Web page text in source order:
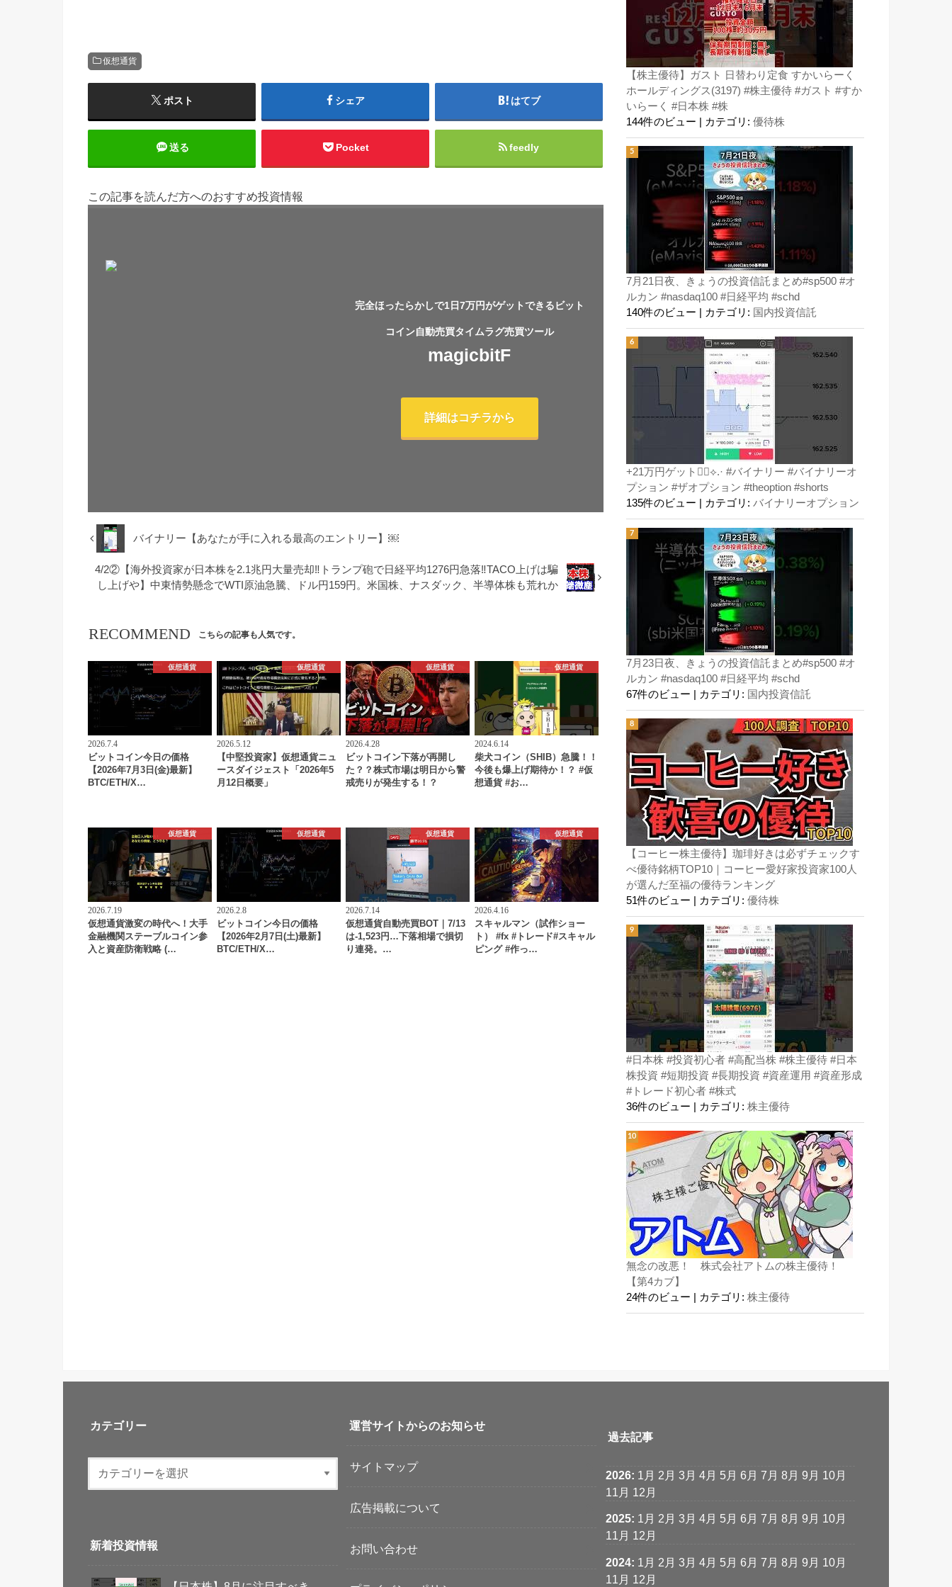
仮想通貨
ポスト シェア はてブ
送る Pocket feedly
この記事を読んだ方へのおすすめ投資情報
完全ほったらかしで1日7万円がゲットできるビット
コイン自動売買タイムラグ売買ツール
magicbitF
詳細はコチラから
バイナリー【あなたが手に入れる最高のエントリー】￼
4/2②【海外投資家が日本株を2.1兆円大量売却‼️トランプ砲で日経平均1276円急落‼️TACO上げは騙
し上げや】中東情勢懸念でWTI原油急騰、ドル円159円。米国株、ナスダック、半導体株も荒れか
RECOMMEND こちらの記事も人気です。
仮想通貨
2026.7.4
ビットコイン今日の価格
【2026年7月3日(金)最新】
BTC/ETH/X…
仮想通貨
2026.5.12
【中堅投資家】仮想通貨ニュ
ースダイジェスト「2026年5
月12日概要」
仮想通貨
2026.4.28
ビットコイン下落が再開し
た？？株式市場は明日から警
戒売りが発生する！？
仮想通貨
2024.6.14
柴犬コイン（SHIB）急騰！！
今後も爆上げ期待か！？ #仮
想通貨 #お…
仮想通貨
2026.7.19
仮想通貨激変の時代へ！大手
金融機関ステーブルコイン参
入と資産防衛戦略 (…
仮想通貨
2026.2.8
ビットコイン今日の価格
【2026年2月7日(土)最新】
BTC/ETH/X…
仮想通貨
2026.7.14
仮想通貨自動売買BOT｜7/13
は-1,523円…下落相場で損切
り連発。…
仮想通貨
2026.4.16
スキャルマン（試作ショー
ト） #fx #トレード#スキャル
ピング #作っ…
【株主優待】ガスト 日替わり定食 すかいらーく
ホールディングス(3197) #株主優待 #ガスト #すか
いらーく #日本株 #株
144件のビュー
カテゴリ: 優待株
7月21日夜、きょうの投資信託まとめ#sp500 #オ
ルカン #nasdaq100 #日経平均 #schd
140件のビュー
カテゴリ: 国内投資信託
+21万円ゲット👍🏻⟡.· #バイナリー #バイナリーオ
プション #ザオプション #theoption #shorts
135件のビュー
カテゴリ: バイナリーオプション
7月23日夜、きょうの投資信託まとめ#sp500 #オ
ルカン #nasdaq100 #日経平均 #schd
67件のビュー | カテゴリ: 国内投資信託
【コーヒー株主優待】珈琲好きは必ずチェックす
べ優待銘柄TOP10｜コーヒー愛好家投資家100人
が選んだ至福の優待ランキング
51件のビュー
カテゴリ: 優待株
#日本株 #投資初心者 #高配当株 #株主優待 #日本
株投資 #短期投資 #長期投資 #資産運用 #資産形成
#トレード初心者 #株式
36件のビュー
カテゴリ: 株主優待
無念の改悪！ 株式会社アトムの株主優待！
【第4カブ】
24件のビュー
カテゴリ: 株主優待
カテゴリー
新着投資情報
運営サイトからのお知らせ
サイトマップ
広告掲載について
お問い合わせ
過去記事
2026: 1月 2月 3月 4月 5月 6月 7月 8月 9月 10月
11月 12月
2025: 1月 2月 3月 4月 5月 6月 7月 8月 9月 10月
11月 12月
2024: 1月 2月 3月 4月 5月 6月 7月 8月 9月 10月
11月 12月